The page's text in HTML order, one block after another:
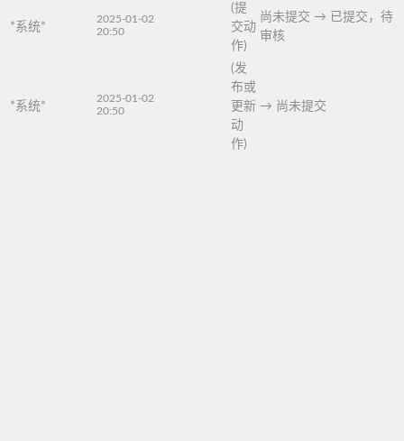
*系统*
2025-01-02
20:50
(提
交动
作)
尚未提交 → 已提交，待
审核
*系统*
2025-01-02
20:50
(发
布或
更新
动
作)
→ 尚未提交